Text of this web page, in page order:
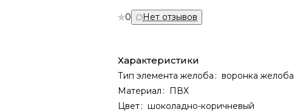
0 Нет отзывов
Характеристики
Тип элемента желоба : воронка желоба
Материал : ПВХ
Цвет: шоколадно-коричневый